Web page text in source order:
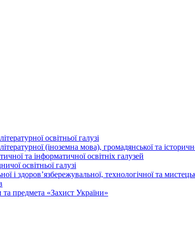
освітньої галузі
(іноземна мова), громадянської та
та інформатичної освітніх галузей
освітньої галузі
і здоров’язбережувальної, технологічної та
предмета «Захист України»